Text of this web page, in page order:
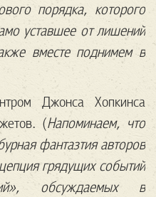
порядка, которого
уставшее от лишений
вместе поднимем в
Джонса Хопкинса
(Напоминаем, что
фантазтия авторов
грядущих событий
обсуждаемых в